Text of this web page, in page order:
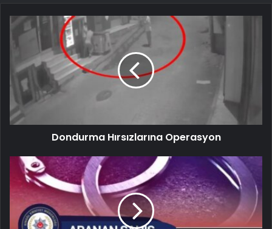
Dondurma Hırsızlarına Operasyon